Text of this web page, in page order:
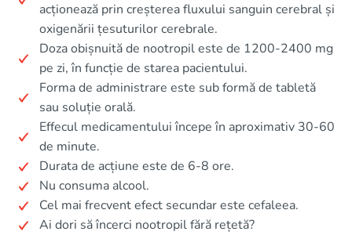
acționează prin creșterea fluxului sanguin cerebral și
oxigenării țesuturilor cerebrale.
Doza obișnuită de nootropil este de 1200-2400 mg
pe zi, în funcție de starea pacientului.
Forma de administrare este sub formă de tabletă
sau soluție orală.
Effecul medicamentului începe în aproximativ 30-60
de minute.
Durata de acțiune este de 6-8 ore.
Nu consuma alcool.
Cel mai frecvent efect secundar este cefaleea.
Ai dori să încerci nootropil fără rețetă?